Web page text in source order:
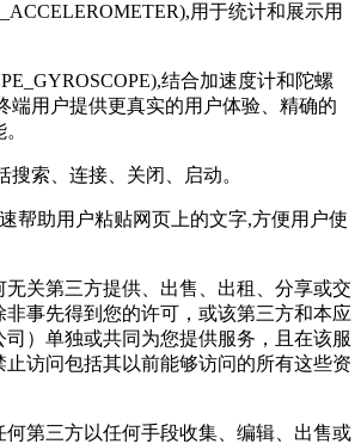
用于统计和展示用
结合加速度计和陀螺
端用户提供更真实的用户体验、精确的
搜索、连接、关闭、启动。
帮助用户粘贴网页上的文字,方便用户使
无关第三方提供、出售、出租、分享或交
事先得到您的许可，或该第三方和本应
司）单独或共同为您提供服务，且在该服
访问包括其以前能够访问的所有这些资
何第三方以任何手段收集、编辑、出售或